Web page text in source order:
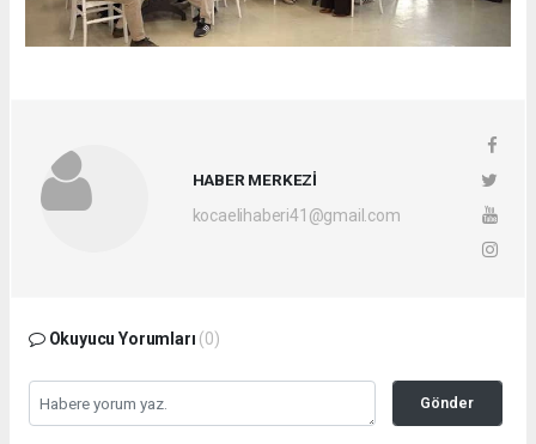
HABER MERKEZİ
kocaelihaberi41@gmail.com
Okuyucu Yorumları (0)
Gönder